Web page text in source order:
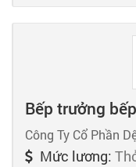
Bếp trưởng
Công Ty Cổ Phần
Mức lương: